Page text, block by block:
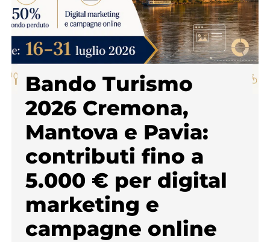
Bando Turismo
2026 Cremona,
Mantova e Pavia:
contributi fino a
5.000 € per digital
marketing e
campagne online